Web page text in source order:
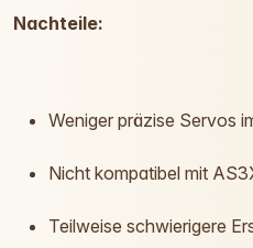
Nachteile:
Weniger präzise Servos
Nicht kompatibel mit
Teilweise schwierigere